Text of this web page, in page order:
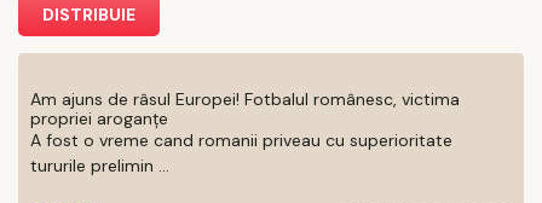
DISTRIBUIE
Am ajuns de râsul Europei! Fotbalul românesc, victima
propriei aroganțe
A fost o vreme cand romanii priveau cu superioritate
tururile prelimin ...